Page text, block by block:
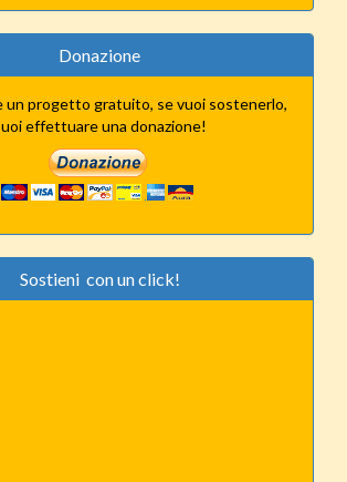
Donazione
un progetto gratuito, se vuoi sostenerlo,
effettuare una donazione!
Sostieni con un click!